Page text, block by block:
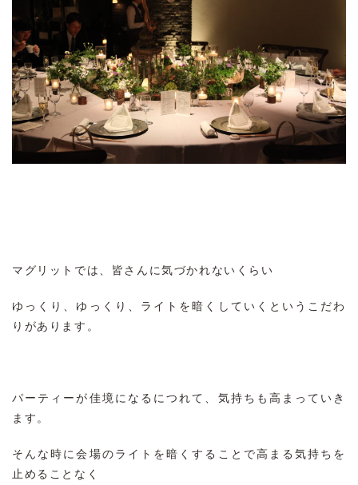
マグリットでは、皆さんに気づかれないくらい
ゆっくり、ゆっくり、ライトを暗くしていくというこだわ
りがあります。
パーティーが佳境になるにつれて、気持ちも高まっていき
ます。
そんな時に会場のライトを暗くすることで高まる気持ちを
止めることなく